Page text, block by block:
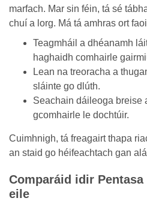
marfach. Mar sin féin, tá sé
chuí a lorg. Má tá amhras ort
Teagmháil a dhéanamh
haghaidh comhairle
Lean na treoracha a
sláinte go dlúth.
Seachain dáileoga breise
gcomhairle le dochtúir.
Cuimhnigh, tá freagairt thapa
an staid go héifeachtach gan
Comparáid idir
eile